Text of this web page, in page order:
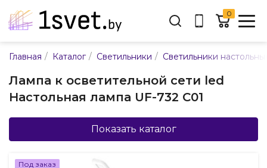
Адрес:
Время работы:
Пн-пт с 9:00 до 17:30
E-mail:
info@mpsnab.by
0
Главная / Каталог / Светильники / Светильники
Лампа к осветительной сети led
Настольная лампа UF-732 C01
Показать каталог
Под заказ